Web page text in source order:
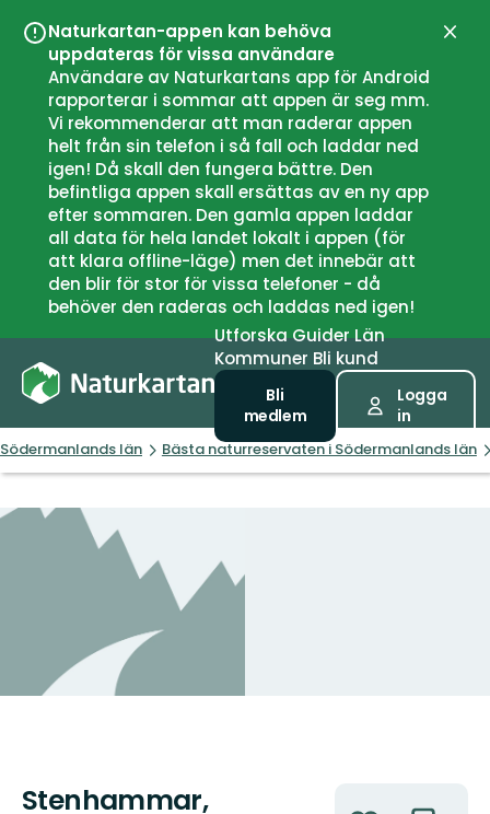
Naturkartan-appen kan behöva
uppdateras för vissa användare
Användare av Naturkartans app för Android
rapporterar i sommar att appen är seg mm.
Vi rekommenderar att man raderar appen
helt från sin telefon i så fall och laddar ned
igen! Då skall den fungera bättre. Den
befintliga appen skall ersättas av en ny app
efter sommaren. Den gamla appen laddar
all data för hela landet lokalt i appen (för
att klara offline-läge) men det innebär att
den blir för stor för vissa telefoner - då
behöver den raderas och laddas ned igen!
UtforskaGuiderLän
Kommuner Bli kund
Bli
medlem
Logga
in
Södermanlands län Bästa naturreservaten i Södermanlands län
Stenhammar,